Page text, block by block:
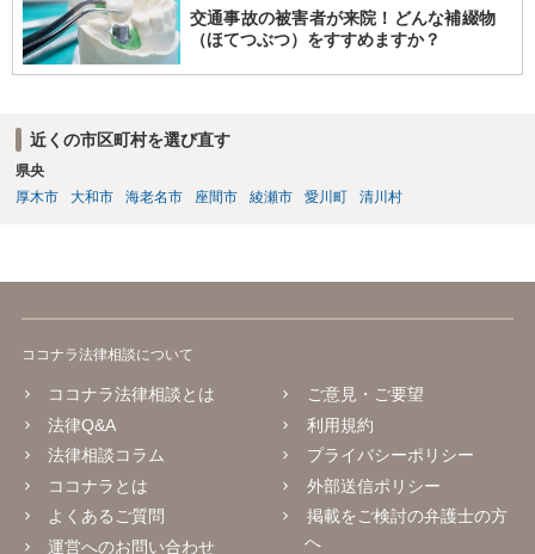
交通事故の被害者が来院！どんな補綴物
（ほてつぶつ）をすすめますか？
近くの市区町村を選び直す
県央
厚木市
大和市 海老名市 座間市 綾瀬市 愛川町 清川村
ココナラ法律相談について
ココナラ法律相談とは
法律Q&A
法律相談コラム
ココナラとは
よくあるご質問
運営へのお問い合わせ
ご意見・ご要望
利用規約
プライバシーポリシー
外部送信ポリシー
掲載をご検討の弁護士の方
へ